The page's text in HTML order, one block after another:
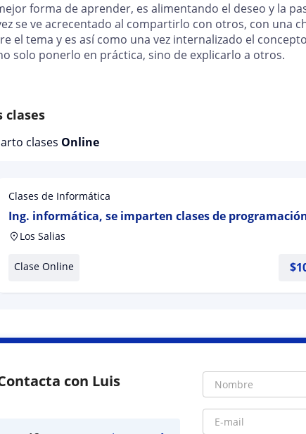
forma de aprender, es alimentando el deseo y la
se ve acrecentado al compartirlo con otros, con una
el tema y es así como una vez internalizado el
solo ponerlo en práctica, sino de explicarlo a otros.
clases
clases Online
Clases de Informática
Ing. informática, se imparten clases de
Los Salias
Clase Online $
con Luis